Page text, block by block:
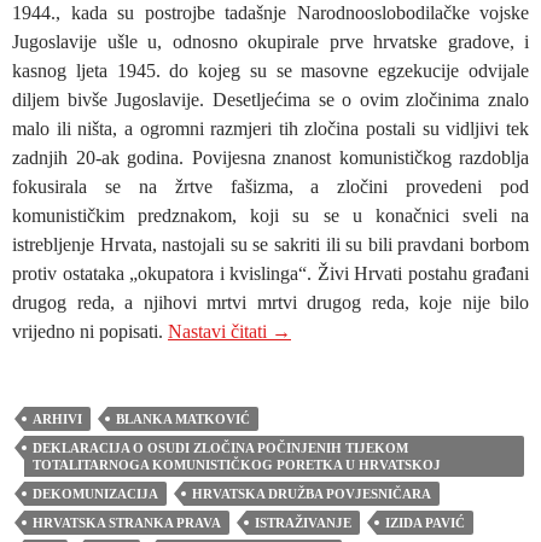
1944., kada su postrojbe tadašnje Narodnooslobodilačke vojske
Jugoslavije ušle u, odnosno okupirale prve hrvatske gradove, i
kasnog ljeta 1945. do kojeg su se masovne egzekucije odvijale
diljem bivše Jugoslavije. Desetljećima se o ovim zločinima znalo
malo ili ništa, a ogromni razmjeri tih zločina postali su vidljivi tek
zadnjih 20-ak godina. Povijesna znanost komunističkog razdoblja
fokusirala se na žrtve fašizma, a zločini provedeni pod
komunističkim predznakom, koji su se u konačnici sveli na
istrebljenje Hrvata, nastojali su se sakriti ili su bili pravdani borbom
protiv ostataka „okupatora i kvislinga“. Živi Hrvati postahu građani
drugog reda, a njihovi mrtvi mrtvi drugog reda, koje nije bilo
vrijedno ni popisati. Nastavi čitati DR. SC. IZIDA PAVIĆ I MR.
→
ARHIVI
BLANKA MATKOVIĆ
DEKLARACIJA O OSUDI ZLOČINA POČINJENIH TIJEKOM
TOTALITARNOGA KOMUNISTIČKOG PORETKA U HRVATSKOJ
DEKOMUNIZACIJA
HRVATSKA DRUŽBA POVJESNIČARA
HRVATSKA STRANKA PRAVA
ISTRAŽIVANJE
IZIDA PAVIĆ